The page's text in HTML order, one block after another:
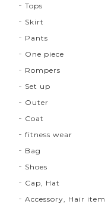
Tops
Skirt
Pants
One piece
Rompers
Set up
Outer
Coat
fitness wear
Bag
Shoes
Cap, Hat
Accessory, Hair item